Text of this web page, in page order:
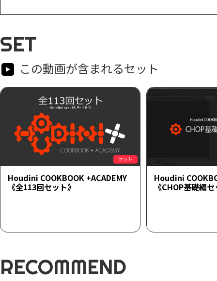
SET
この動画が含まれるセット
セット
Houdini COOKBOOK +ACADEMY
《全113回セット》
Houdini
《CHOP基礎編
RECOMMEND